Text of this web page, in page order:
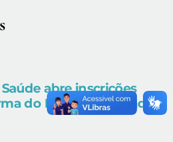
abre inscrições
do EpiSUS Avançado